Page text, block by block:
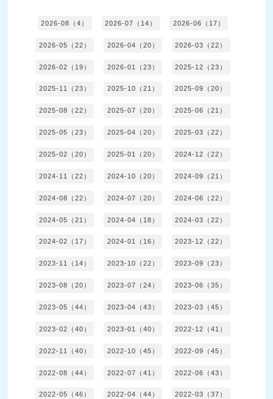
2026-08（4） 2026-07（14） 2026-06（17）
2026-05（22） 2026-04（20） 2026-03（22）
2026-02（19） 2026-01（23） 2025-12（23）
2025-11（23） 2025-10（21） 2025-09（20）
2025-08（22） 2025-07（20） 2025-06（21）
2025-05（23） 2025-04（20） 2025-03（22）
2025-02（20） 2025-01（20） 2024-12（22）
2024-11（22） 2024-10（20） 2024-09（21）
2024-08（22） 2024-07（20） 2024-06（22）
2024-05（21） 2024-04（18） 2024-03（22）
2024-02（17） 2024-01（16） 2023-12（22）
2023-11（14） 2023-10（22） 2023-09（23）
2023-08（20） 2023-07（24） 2023-06（35）
2023-05（44） 2023-04（43） 2023-03（45）
2023-02（40） 2023-01（40） 2022-12（41）
2022-11（40） 2022-10（45） 2022-09（45）
2022-08（44） 2022-07（41） 2022-06（43）
2022-05（46） 2022-04（44） 2022-03（37）